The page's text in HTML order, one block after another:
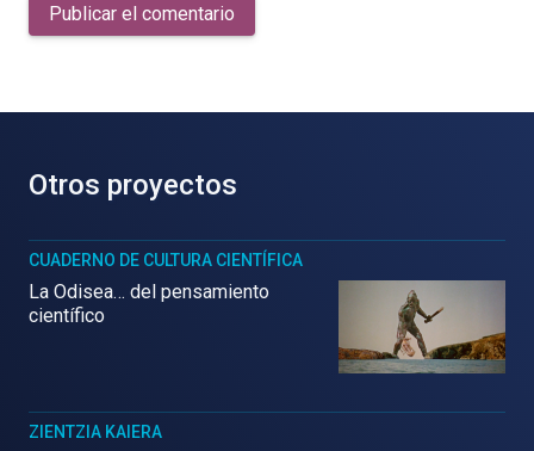
Publicar el comentario
Otros proyectos
CUADERNO DE CULTURA CIENTÍFICA
La Odisea… del pensamiento
científico
ZIENTZIA KAIERA